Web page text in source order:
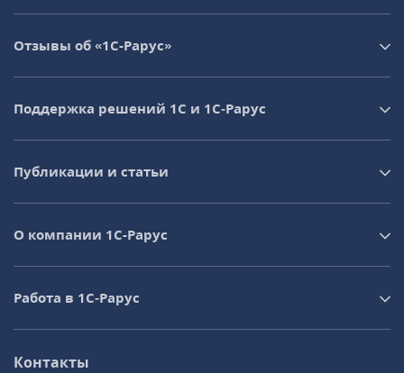
Отзывы об «1С-Рарус»
Поддержка решений 1С и 1С‑Рарус
Публикации и статьи
О компании 1C-Рарус
Работа в 1С‑Рарус
Контакты